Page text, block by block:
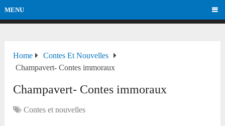
MENU
Home
Contes Et Nouvelles
Champavert- Contes immoraux
Champavert- Contes immoraux
Contes et nouvelles